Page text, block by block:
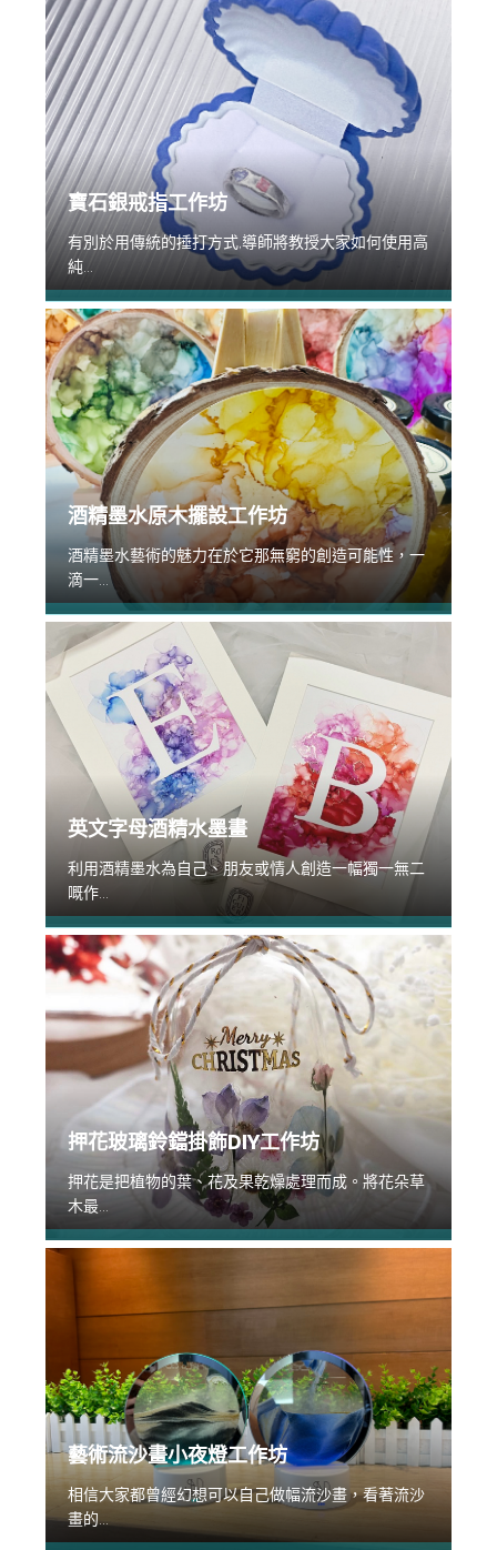
寶石銀戒指工作坊
有別於用傳統的捶打方式,導師將教授大家如何使用高
純...
酒精墨水原木擺設工作坊
酒精墨水藝術的魅力在於它那無窮的創造可能性，一
滴一...
英文字母酒精水墨畫
利用酒精墨水為自己、朋友或情人創造一幅獨一無二
嘅作...
押花玻璃鈴鐺掛飾DIY工作坊
押花是把植物的葉、花及果乾燥處理而成。將花朵草
木最...
藝術流沙畫小夜燈工作坊
相信大家都曾經幻想可以自己做幅流沙畫，看著流沙
畫的...